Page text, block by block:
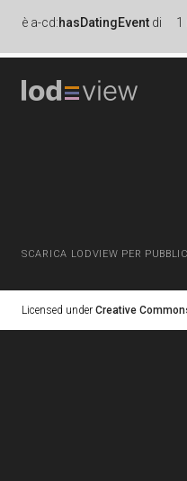
è a-cd:hasDatingEvent di 1
SCARICA LODVIEW PER
Licensed under Creative